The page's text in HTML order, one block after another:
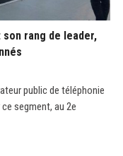
rang de leader,
public de téléphonie
segment, au 2e